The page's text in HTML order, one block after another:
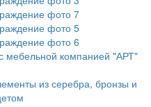
фото 7
фото 5
фото 6
мебельной компанией "АРТ"
из серебра, бронзы и